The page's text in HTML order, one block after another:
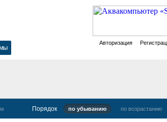
Авторизация
Порядок по убыванию по возрастанию